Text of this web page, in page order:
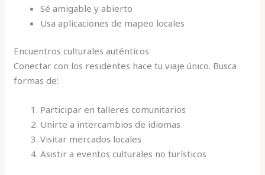
Sé amigable y abierto
Usa aplicaciones de mapeo locales
Encuentros culturales auténticos
Conectar con los residentes hace tu viaje único. Busca
formas de:
Participar en talleres comunitarios
Unirte a intercambios de idiomas
Visitar mercados locales
Asistir a eventos culturales no turísticos